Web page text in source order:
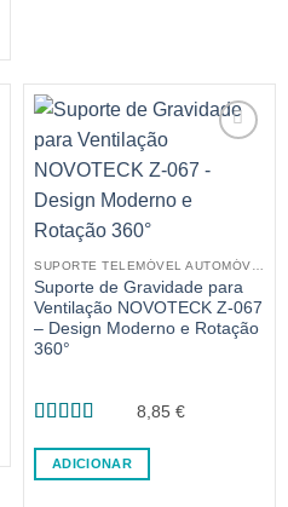
Suporte de Gravidade para
Ventilação NOVOTECK Z-067
– Design Moderno e Rotação
360°
de 5
8,85 €
ADICIONAR